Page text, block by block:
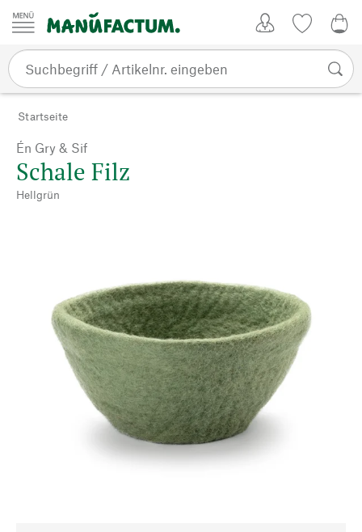
Zum Inhalt springen
Startseite
Én Gry & Sif
Schale Filz
Hellgrün